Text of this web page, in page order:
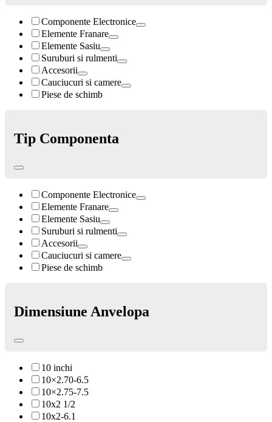
Componente Electronice
Elemente Franare
Elemente Sasiu
Suruburi si rulmenti
Accesorii
Cauciucuri si camere
Piese de schimb
Tip Componenta
Componente Electronice
Elemente Franare
Elemente Sasiu
Suruburi si rulmenti
Accesorii
Cauciucuri si camere
Piese de schimb
Dimensiune Anvelopa
10 inchi
10×2.70-6.5
10×2.75-7.5
10x2 1/2
10x2-6.1